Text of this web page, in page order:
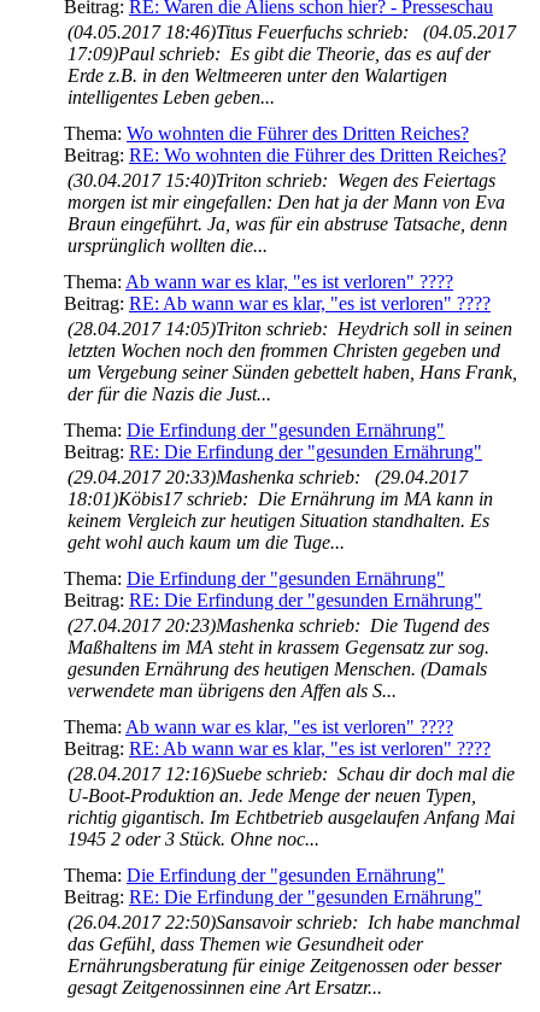
Beitrag: RE: Waren die Aliens schon hier? - Presseschau
(04.05.2017 18:46)Titus Feuerfuchs schrieb: (04.05.2017
17:09)Paul schrieb: Es gibt die Theorie, das es auf der
Erde z.B. in den Weltmeeren unter den Walartigen
intelligentes Leben geben...
Thema: Wo wohnten die Führer des Dritten Reiches?
Beitrag: RE: Wo wohnten die Führer des Dritten Reiches?
(30.04.2017 15:40)Triton schrieb: Wegen des Feiertags
morgen ist mir eingefallen: Den hat ja der Mann von Eva
Braun eingeführt. Ja, was für ein abstruse Tatsache, denn
ursprünglich wollten die...
Thema: Ab wann war es klar, "es ist verloren" ????
Beitrag: RE: Ab wann war es klar, "es ist verloren" ????
(28.04.2017 14:05)Triton schrieb: Heydrich soll in seinen
letzten Wochen noch den frommen Christen gegeben und
um Vergebung seiner Sünden gebettelt haben, Hans Frank,
der für die Nazis die Just...
Thema: Die Erfindung der "gesunden Ernährung"
Beitrag: RE: Die Erfindung der "gesunden Ernährung"
(29.04.2017 20:33)Mashenka schrieb: (29.04.2017
18:01)Köbis17 schrieb: Die Ernährung im MA kann in
keinem Vergleich zur heutigen Situation standhalten. Es
geht wohl auch kaum um die Tuge...
Thema: Die Erfindung der "gesunden Ernährung"
Beitrag: RE: Die Erfindung der "gesunden Ernährung"
(27.04.2017 20:23)Mashenka schrieb: Die Tugend des
Maßhaltens im MA steht in krassem Gegensatz zur sog.
gesunden Ernährung des heutigen Menschen. (Damals
verwendete man übrigens den Affen als S...
Thema: Ab wann war es klar, "es ist verloren" ????
Beitrag: RE: Ab wann war es klar, "es ist verloren" ????
(28.04.2017 12:16)Suebe schrieb: Schau dir doch mal die
U-Boot-Produktion an. Jede Menge der neuen Typen,
richtig gigantisch. Im Echtbetrieb ausgelaufen Anfang Mai
1945 2 oder 3 Stück. Ohne noc...
Thema: Die Erfindung der "gesunden Ernährung"
Beitrag: RE: Die Erfindung der "gesunden Ernährung"
(26.04.2017 22:50)Sansavoir schrieb: Ich habe manchmal
das Gefühl, dass Themen wie Gesundheit oder
Ernährungsberatung für einige Zeitgenossen oder besser
gesagt Zeitgenossinnen eine Art Ersatzr...